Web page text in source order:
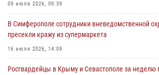
09 июля 2026, 09:39
В Симферополе сотрудники вневедомственной
пресекли кражу из супермаркета
16 июля 2026, 14:09
Росгвардейцы в Крыму и Севастополе за неделю